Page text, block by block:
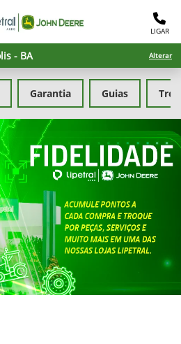
LIGAR
- BA Alterar
Garantia Guias